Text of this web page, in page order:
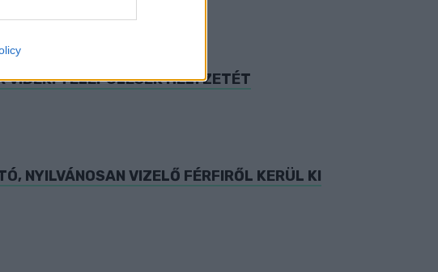
VIDÉKI TELEPÜLÉSEK HELYZETÉT
NYILVÁNOSAN VIZELŐ FÉRFIRŐL KERÜL KI